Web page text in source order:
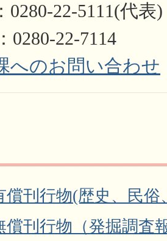
0280-22-5111(代表)
0280-22-7114
へのお問い合わせ
償刊行物(歴史、民俗
償刊行物（発掘調査